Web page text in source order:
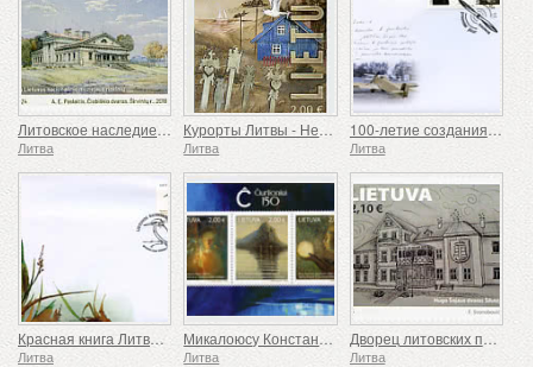
Литовское наследие, поместья
Литва
Курорты Литвы - Неринга
Литва
100-летие создания самолета ANBO
Литва
Красная книга Литвы - Птицы
Литва
Микалоюсу Константинасу Чюрленису - 150
Литва
Дворец литовских поместий
Литва